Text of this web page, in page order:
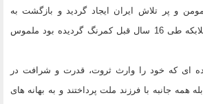
و پر تلاش ایران ایجاد گردید و بازگشت به
آرمانهای امام راحل و انقلابکه طی 16 سال قبل کمرنگ گردیده بود ملموس
ای که خود را وارث ثروت، قدرت و شرافت در
همه جانبه با فرزند ملت پرداختند و به بهانه های